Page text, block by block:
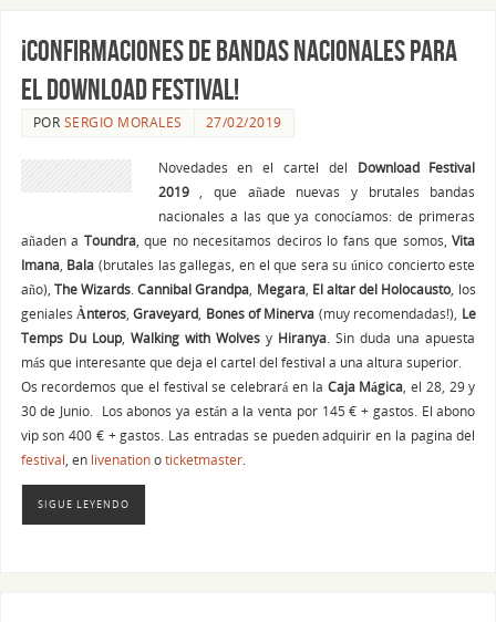
¡Confirmaciones de Bandas nacionales para
el Download Festival!
POR SERGIO MORALES 27/02/2019
Novedades en el cartel del Download Festival
2019, que añade nuevas y brutales bandas
nacionales a las que ya conocíamos: de primeras
añaden a Toundra, que no necesitamos deciros lo fans que somos,Vita
Imana, Bala (brutales las gallegas, en el que sera su único concierto este
año), The Wizards.Cannibal Grandpa Megara, El altar del Holocausto , los
geniales Ànteros,Graveyard Bones of Minerva (muy recomendadas!), Le
Temps Du Loup, Walking with Wolvesy Hiranya . Sin duda una apuesta
más que interesante que deja el cartel del festival a una altura superior.
Os recordemos que el festival se celebrará en la Caja Mágica , el 28, 29 y
30 de Junio. Los abonos ya están a la venta por 145 € + gastos. El abono
vip son 400 € + gastos. Las entradas se pueden adquirir en la pagina del
festival , en livenationoticketmaster.
SIGUE LEYENDO